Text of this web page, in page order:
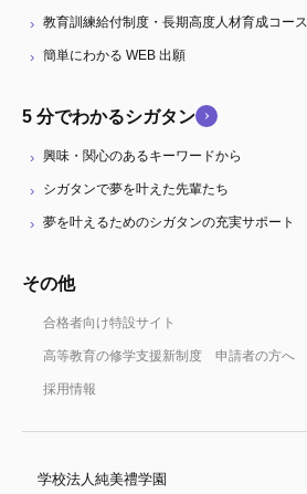
教育訓練給付制度・長期高度人材育成コース
簡単にわかる WEB 出願
5 分でわかるシガタン
興味・関心のあるキーワードから
シガタンで夢を叶えた先輩たち
夢を叶えるためのシガタンの充実サポート
その他
合格者向け特設サイト
高等教育の修学支援新制度 申請者の方へ
採用情報
学校法人純美禮学園